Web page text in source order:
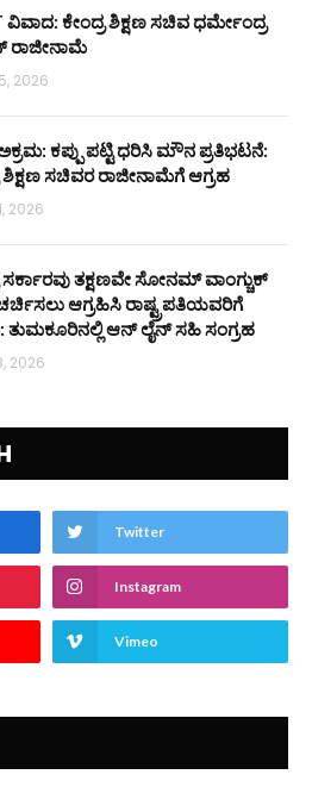
ವಿವಾದ: ಕೇಂದ್ರ ಶಿಕ್ಷಣ ಸಚಿವ ಧರ್ಮೇಂದ್ರ
ರಾಜೀನಾಮೆ
2026
ಕಪ್ಪು ಪಟ್ಟಿ ಧರಿಸಿ ಮೌನ ಪ್ರತಿಭಟನೆ:
ಶಿಕ್ಷಣ ಸಚಿವರ ರಾಜೀನಾಮೆಗೆ ಆಗ್ರಹ
2026
ಸರ್ಕಾರವು ತಕ್ಷಣವೇ ಸೋನಮ್ ವಾಂಗ್ಚುಕ್
ಆಗ್ರಹಿಸಿ ರಾಷ್ಟ್ರಪತಿಯವರಿಗೆ
ಆನ್‌ ಲೈನ್ ಸಹಿ ಸಂಗ್ರಹ
2026
Twitter
Instagram
Vimeo